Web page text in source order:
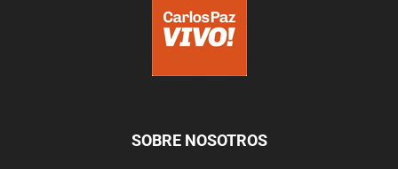
SOBRE NOSOTROS